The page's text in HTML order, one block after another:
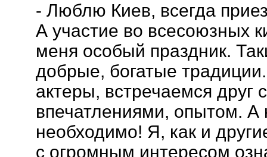
- Люблю Киев, всегда
А участие во всесоюзных
меня особый праздник.
добрые, богатые
актеры, встречаемся друг
впечатлениями, опытом. А
необходимо! Я, как и
с огромным интересом